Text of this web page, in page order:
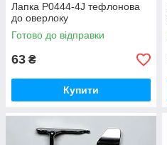
Лапка P0444-4J тефлонова
до оверлоку
Готово до відправки
63 ₴
Купити